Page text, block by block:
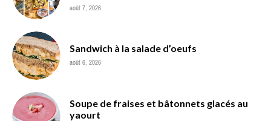
août 7, 2026
Sandwich à la salade d’oeufs
août 6, 2026
Soupe de fraises et bâtonnets glacés au
yaourt